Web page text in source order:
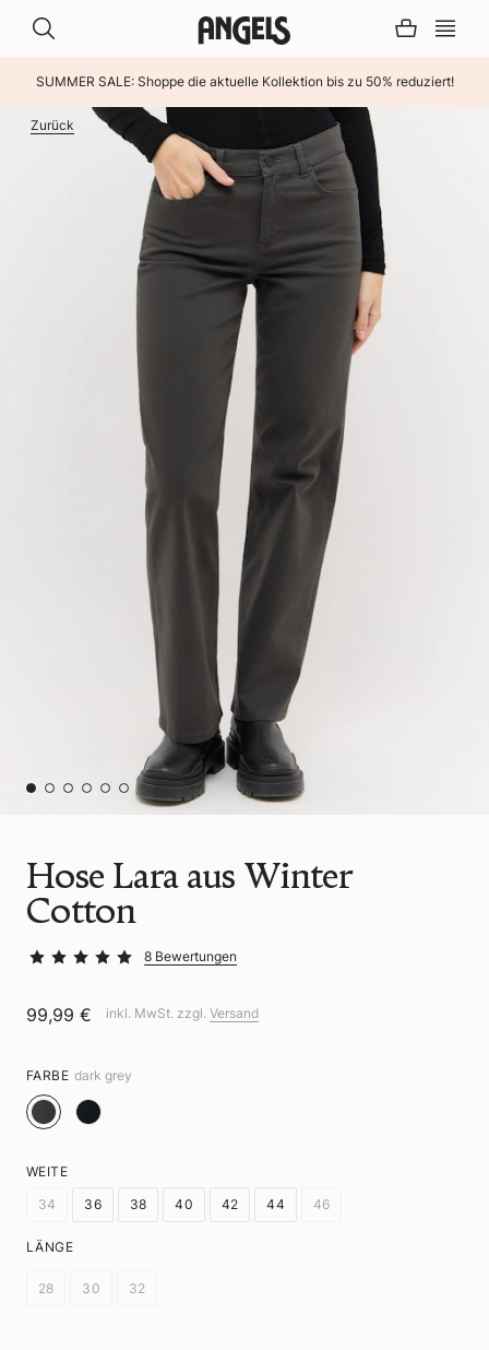
SUMMER SALE: Shoppe die aktuelle Kollektion bis zu 50% reduziert!
Zurück
Hose Lara aus Winter
Cotton
8 Bewertungen
99,99 € inkl. MwSt. zzgl. Versand
FARBE dark grey
WEITE
34
36 38 40 42 44 46
LÄNGE
28 30 32